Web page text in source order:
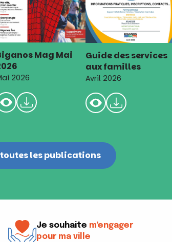
Mag Mai
2026
Guide des services
aux familles
Avril 2026
les publications
Je souhaite m'engager
pour ma ville